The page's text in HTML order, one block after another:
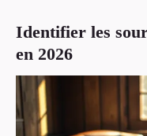
Identifier les
en 2026